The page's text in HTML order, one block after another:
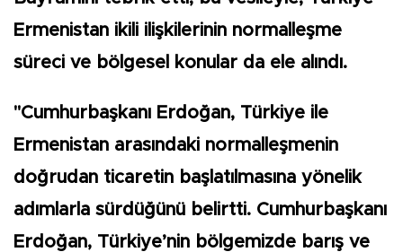
Ermenistan ikili ilişkilerinin normalleşme
süreci ve bölgesel konular da ele alındı.
"Cumhurbaşkanı Erdoğan, Türkiye ile
Ermenistan arasındaki normalleşmenin
doğrudan ticaretin başlatılmasına yönelik
adımlarla sürdüğünü belirtti. Cumhurbaşkanı
Erdoğan, Türkiye’nin bölgemizde barış ve